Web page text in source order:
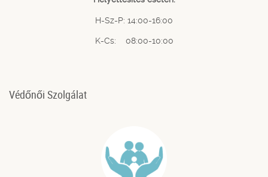
H-Sz-P: 14:00-16:00
K-Cs: 08:00-10:00
Védőnői Szolgálat